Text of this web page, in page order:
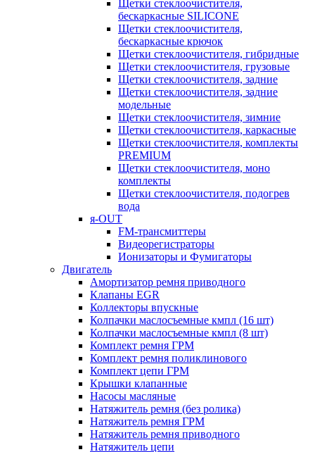
Щетки стеклоочистителя,
бескаркасные SILICONE
Щетки стеклоочистителя,
бескаркасные крючок
Щетки стеклоочистителя, гибридные
Щетки стеклоочистителя, грузовые
Щетки стеклоочистителя, задние
Щетки стеклоочистителя, задние
модельные
Щетки стеклоочистителя, зимние
Щетки стеклоочистителя, каркасные
Щетки стеклоочистителя, комплекты
PREMIUM
Щетки стеклоочистителя, моно
комплекты
Щетки стеклоочистителя, подогрев
вода
я-OUT
FM-трансмиттеры
Видеорегистраторы
Ионизаторы и Фумигаторы
Двигатель
Амортизатор ремня приводного
Клапаны EGR
Коллекторы впускные
Колпачки маслосъемные кмпл (16 шт)
Колпачки маслосъемные кмпл (8 шт)
Комплект ремня ГРМ
Комплект ремня поликлинового
Комплект цепи ГРМ
Крышки клапанные
Насосы масляные
Натяжитель ремня (без ролика)
Натяжитель ремня ГРМ
Натяжитель ремня приводного
Натяжитель цепи